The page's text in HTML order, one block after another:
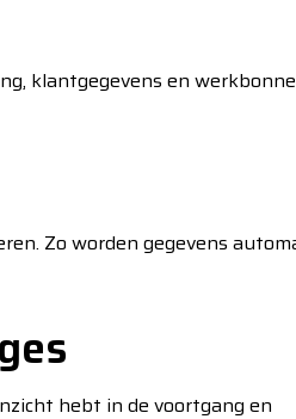
klantgegevens en
Zo worden gegevens
hebt in de voortgang en